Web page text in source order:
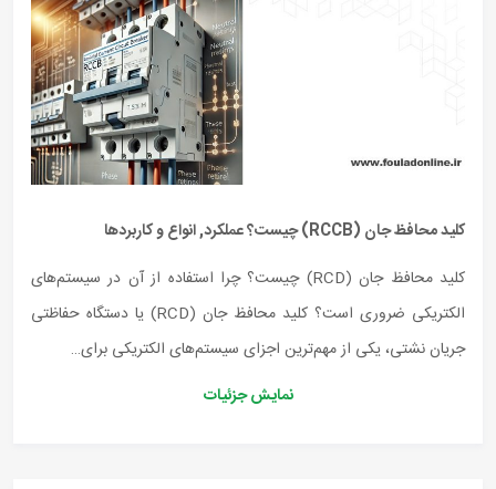
کلید محافظ جان (RCCB) چیست؟ عملکرد, انواع و کاربردها
کلید محافظ جان (RCD) چیست؟ چرا استفاده از آن در سیستم‌های
الکتریکی ضروری است؟ کلید محافظ جان (RCD) یا دستگاه حفاظتی
جریان نشتی، یکی از مهم‌ترین اجزای سیستم‌های الکتریکی برای…
نمایش جزئیات